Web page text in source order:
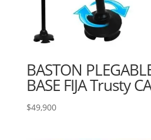
BASTON
BASE FIJA Trusty
$49,900